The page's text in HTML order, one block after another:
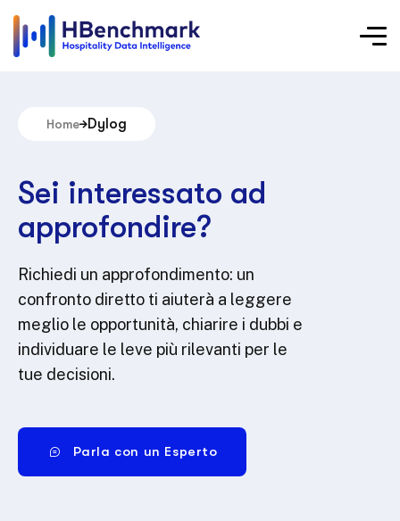
Home Dylog
Sei interessato ad
approfondire?
Richiedi un approfondimento: un
confronto diretto ti aiuterà a leggere
meglio le opportunità, chiarire i dubbi e
individuare le leve più rilevanti per le
tue decisioni.
Parla con un Esperto